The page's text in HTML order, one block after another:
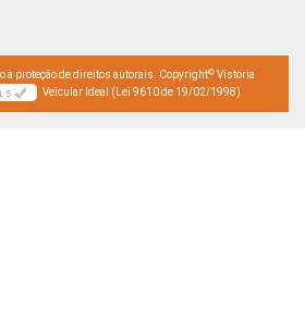
à proteção de direitos autorais. Copyright© Vistoria
Veicular Ideal (Lei 9610 de 19/02/1998)